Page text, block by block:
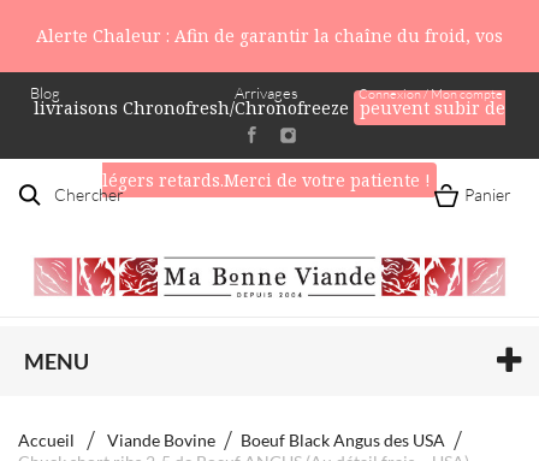
Alerte Chaleur : Afin de garantir la chaîne du froid, vos
livraisons Chronofresh/Chronofreeze peuvent subir de
légers retards.Merci de votre patiente !
Blog Connexion / Mon compte
Arrivages
Chercher Panier
MENU
Accueil Viande Bovine
Boeuf Black Angus des USA